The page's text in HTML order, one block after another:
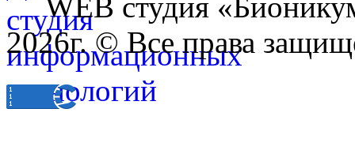
2026г. © Все права